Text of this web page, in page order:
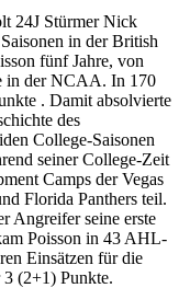
24J Stürmer Nick
in der British
fünf Jahre, von
in der NCAA. In 170
. Damit absolvierte
des
College-Saisonen
seiner College-Zeit
Camps der Vegas
Florida Panthers teil.
Angreifer seine erste
Poisson in 43 AHL-
Einsätzen für die
(2+1) Punkte.